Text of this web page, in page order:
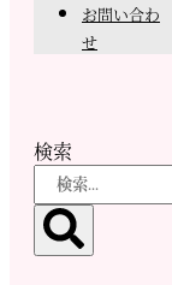
お問い合わ
せ
検索